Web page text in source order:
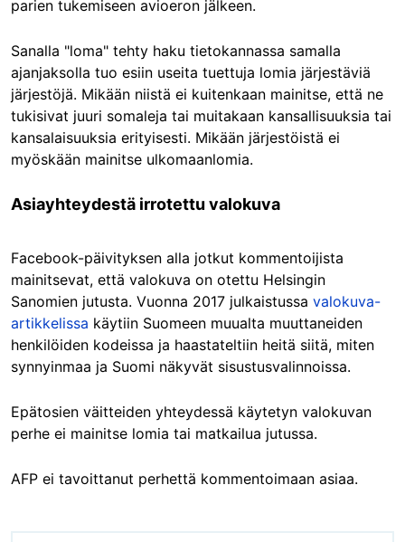
parien tukemiseen avioeron jälkeen.
Sanalla "loma" tehty haku tietokannassa samalla
ajanjaksolla tuo esiin useita tuettuja lomia järjestäviä
järjestöjä. Mikään niistä ei kuitenkaan mainitse, että ne
tukisivat juuri somaleja tai muitakaan kansallisuuksia tai
kansalaisuuksia erityisesti. Mikään järjestöistä ei
myöskään mainitse ulkomaanlomia.
Asiayhteydestä irrotettu valokuva
Facebook-päivityksen alla jotkut kommentoijista
mainitsevat, että valokuva on otettu Helsingin
Sanomien jutusta. Vuonna 2017 julkaistussa valokuva-
artikkelissa käytiin Suomeen muualta muuttaneiden
henkilöiden kodeissa ja haastateltiin heitä siitä, miten
synnyinmaa ja Suomi näkyvät sisustusvalinnoissa.
Epätosien väitteiden yhteydessä käytetyn valokuvan
perhe ei mainitse lomia tai matkailua jutussa.
AFP ei tavoittanut perhettä kommentoimaan asiaa.